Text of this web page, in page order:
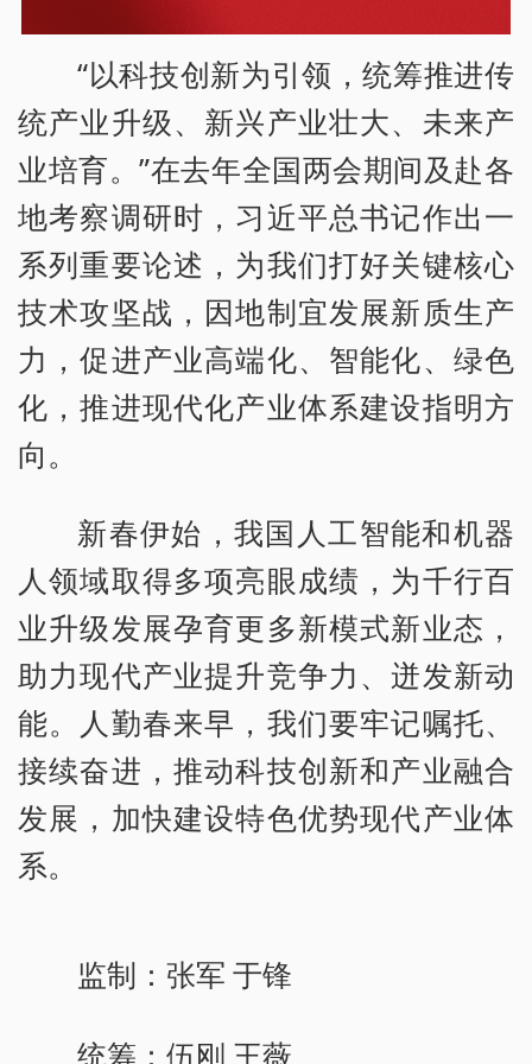
“以科技创新为引领，统筹推进传
统产业升级、新兴产业壮大、未来产
业培育。”在去年全国两会期间及赴各
地考察调研时，习近平总书记作出一
系列重要论述，为我们打好关键核心
技术攻坚战，因地制宜发展新质生产
力，促进产业高端化、智能化、绿色
化，推进现代化产业体系建设指明方
向。
新春伊始，我国人工智能和机器
人领域取得多项亮眼成绩，为千行百
业升级发展孕育更多新模式新业态，
助力现代产业提升竞争力、迸发新动
能。人勤春来早，我们要牢记嘱托、
接续奋进，推动科技创新和产业融合
发展，加快建设特色优势现代产业体
系。
监制：张军 于锋
统筹：伍刚 王薇